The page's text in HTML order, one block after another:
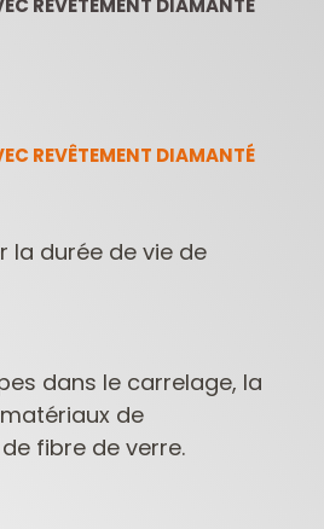
FRAISES POUR
REVÊTEMENT DIAMANTÉ
REVÊTEMENT DIAMANTÉ
la durée de vie de
dans le carrelage, la
de
fibre de verre.